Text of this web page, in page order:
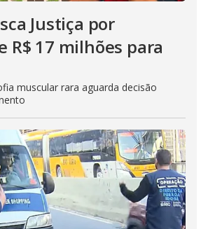
Justiça por
R$ 17 milhões para
muscular rara aguarda decisão